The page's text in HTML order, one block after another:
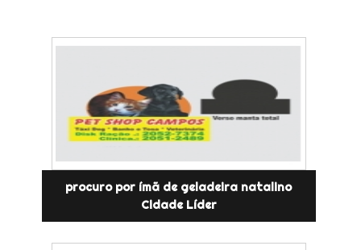
procuro por ímã de geladeira natalino
Cidade Líder